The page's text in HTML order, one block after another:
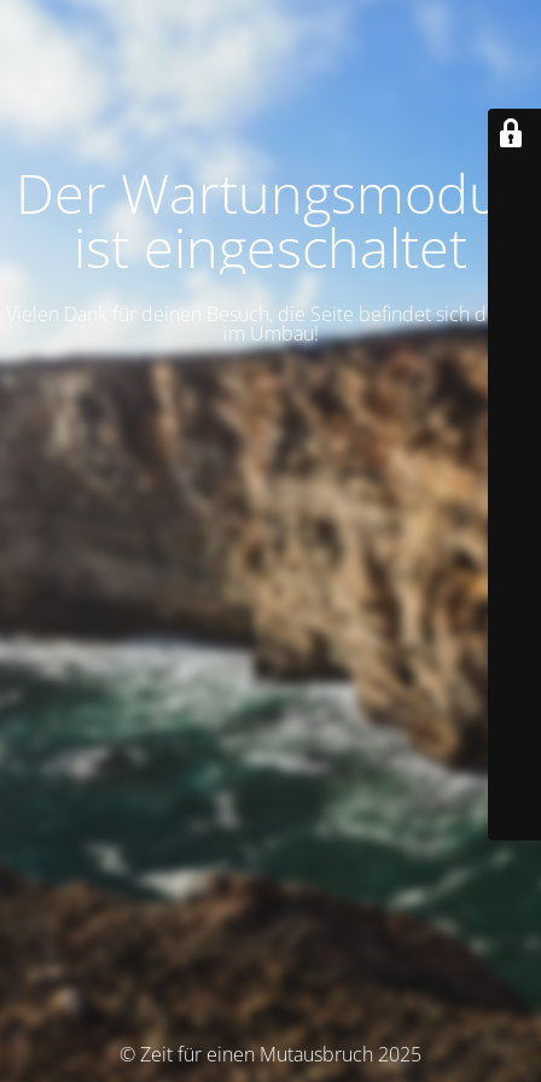
Der Wartungsmodus
ist eingeschaltet
Vielen Dank für deinen Besuch, die Seite befindet sich derzeit
im Umbau!
© Zeit für einen Mutausbruch 2025